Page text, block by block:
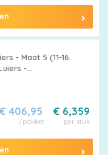
- Maat 5 (11-16
-
- Babyluiers -
€ 6,359
per stuk
€ 406,95
/pakket